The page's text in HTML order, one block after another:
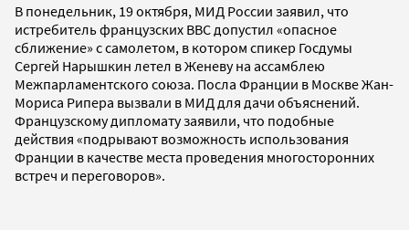
В понедельник, 19 октября, МИД России заявил, что
истребитель французских ВВС допустил «опасное
сближение» с самолетом, в котором спикер Госдумы
Сергей Нарышкин летел в Женеву на ассамблею
Межпарламентского союза. Посла Франции в Москве Жан-
Мориса Рипера вызвали в МИД для дачи объяснений.
Французскому дипломату заявили, что подобные
действия «подрывают возможность использования
Франции в качестве места проведения многосторонних
встреч и переговоров».